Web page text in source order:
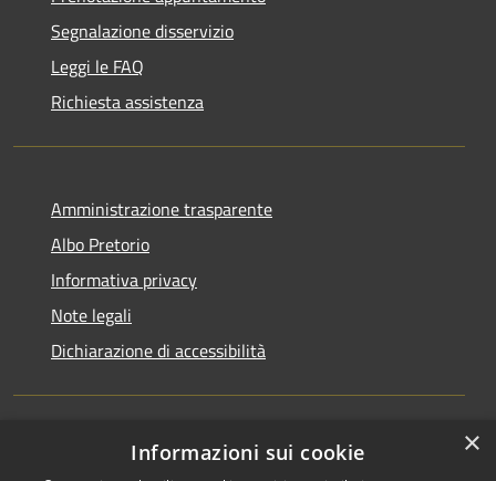
Segnalazione disservizio
Leggi le FAQ
Richiesta assistenza
Amministrazione trasparente
Albo Pretorio
Informativa privacy
Note legali
Dichiarazione di accessibilità
Comune convenzionato
×
Informazioni sui cookie